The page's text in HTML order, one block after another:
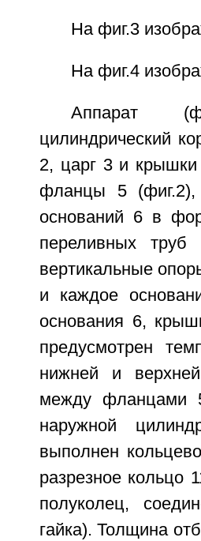
На фиг.3
На фиг.4
Аппарат
цилиндрический
2, царг 3 и
фланцы 5 (фиг.2),
оснований 6 в
переливных
вертикальные
и каждое
основания 6,
предусмотрен
нижней и
между фланцами
наружной
выполнен
разрезное кольцо
полуколец,
гайка). Толщина